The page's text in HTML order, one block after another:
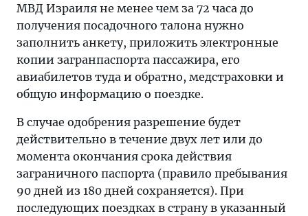
МВД Израиля не менее чем за 72 часа до
получения посадочного талона нужно
заполнить анкету, приложить электронные
копии загранпаспорта пассажира, его
авиабилетов туда и обратно, медстраховки и
общую информацию о поездке.
В случае одобрения разрешение будет
действительно в течение двух лет или до
момента окончания срока действия
заграничного паспорта (правило пребывания
90 дней из 180 дней сохраняется). При
последующих поездках в страну в указанный